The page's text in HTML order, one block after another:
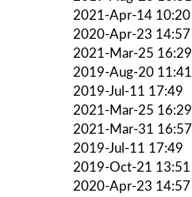
2021-Apr-14 10:20
2020-Apr-23 14:57
2021-Mar-25 16:29
2019-Aug-20 11:41
2019-Jul-11 17:49
2021-Mar-25 16:29
2021-Mar-31 16:57
2019-Jul-11 17:49
2019-Oct-21 13:51
2020-Apr-23 14:57